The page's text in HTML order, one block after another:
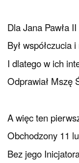
Dla Jana Pawła
Był współczucia
I dlatego w ich
Odprawiał Mszę
A więc ten
Obchodzony 11
Bez jego